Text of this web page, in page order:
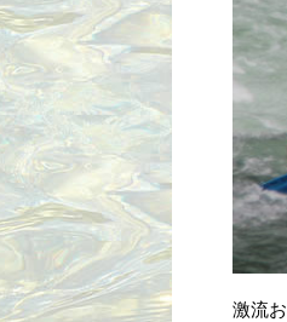
激流